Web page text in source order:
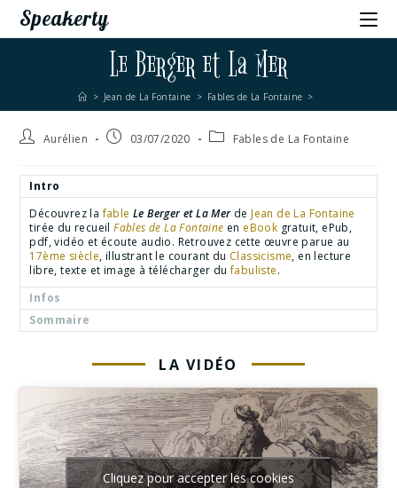
Speakerty
Le Berger et La Mer
> Jean de La Fontaine > Fables de La Fontaine >
Aurélien 03/07/2020 Fables de La Fontaine
Intro
Découvrez lafable Le Berger et La MerdeJean de La Fontaine
tirée du recueilFables de La Fontaine en eBook gratuit, ePub,
pdf, vidéo et écoute audio. Retrouvez cette œuvre parue au
17ème siècle, illustrant le courant du Classicisme, en lecture
libre, texte et image à télécharger dufabuliste.
Infos
Sommaire
LA VIDÉO
Cliquez pour accepter les cookies